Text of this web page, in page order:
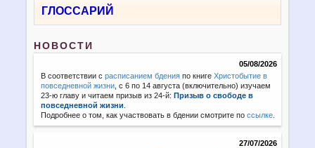
ГЛОССАРИЙ
НОВОСТИ
05/08/2026
В соответствии срасписанием бдения по книгеХристобытие в
повседневной жизни , с 6 по 14 августа (включительно) изучаем
23-ю главу и читаем призыв из 24-й:Призыв о свободе в
повседневной жизни
Подробнее о том, как участвовать в бдении смотрите поссылке
27/07/2026